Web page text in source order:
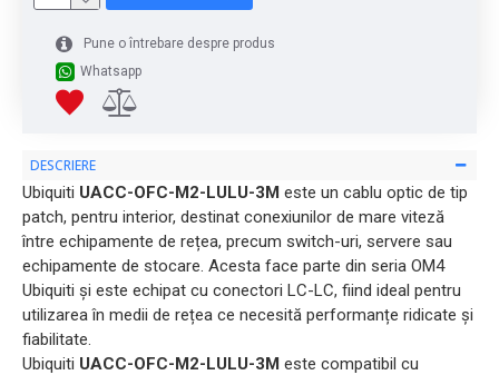
Pune o întrebare despre produs
Whatsapp
DESCRIERE
Ubiquiti UACC-OFC-M2-LULU-3M este un cablu optic de tip
patch, pentru interior, destinat conexiunilor de mare viteză
între echipamente de rețea, precum switch-uri, servere sau
echipamente de stocare. Acesta face parte din seria OM4
Ubiquiti și este echipat cu conectori LC-LC, fiind ideal pentru
utilizarea în medii de rețea ce necesită performanțe ridicate și
fiabilitate.
Ubiquiti UACC-OFC-M2-LULU-3M este compatibil cu